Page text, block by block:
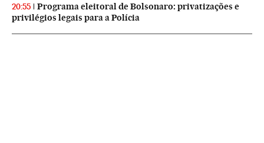
20:55
Programa eleitoral de Bolsonaro: privatizações e
privilégios legais para a Polícia